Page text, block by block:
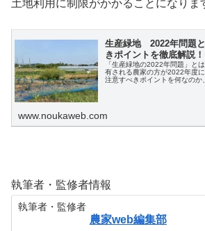
土地利用に制限がかかることになりま
生産緑地 2022年問題
きポイントを徹底解説！
「生産緑地の2022年問題」と
有される農家の方が2022年度
注意すべきポイントを何なのか
www.noukaweb.com
執筆者・監修者情報
執筆者・監修者
農家web編集部